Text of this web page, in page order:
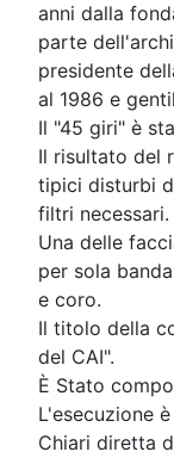
anni dalla
parte
presidente
al 1986 e
Il "45 giri" è
Il risultato del
tipici disturbi
filtri necessari.
Una delle
per sola
e coro.
Il titolo della
del CAI".
È Stato
L'esecuzione
Chiari diretta